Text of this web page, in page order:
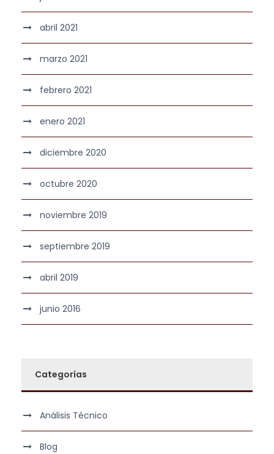
abril 2021
marzo 2021
febrero 2021
enero 2021
diciembre 2020
octubre 2020
noviembre 2019
septiembre 2019
abril 2019
junio 2016
Categorías
Análisis Técnico
Blog